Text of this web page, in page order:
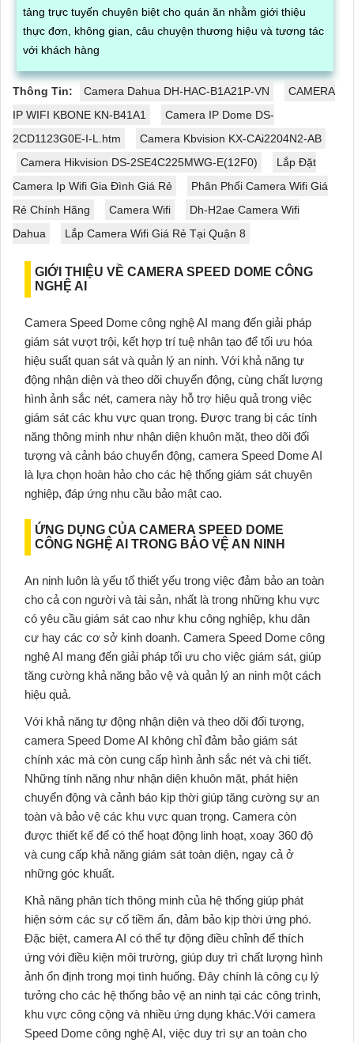
tảng trực tuyến chuyên biệt cho quán ăn nhằm giới thiệu
thực đơn, không gian, câu chuyện thương hiệu và tương tác
với khách hàng
Thông Tin: Camera Dahua DH-HAC-B1A21P-VN
CAMERA
IP WIFI KBONE KN-B41A1
Camera IP Dome DS-
2CD1123G0E-I-L.htm
Camera Kbvision KX-CAi2204N2-AB
Camera Hikvision DS-2SE4C225MWG-E(12F0)
Lắp Đặt
Camera Ip Wifi Gia Đình Giá Rẻ
Phân Phối Camera Wifi Giá
Rẻ Chính Hãng
Camera Wifi
Dh-H2ae Camera Wifi
Dahua
Lắp Camera Wifi Giá Rẻ Tại Quận 8
GIỚI THIỆU VỀ CAMERA SPEED DOME CÔNG
NGHỆ AI
Camera Speed Dome công nghệ AI mang đến giải pháp
giám sát vượt trội, kết hợp trí tuệ nhân tạo để tối ưu hóa
hiệu suất quan sát và quản lý an ninh. Với khả năng tự
động nhận diện và theo dõi chuyển động, cùng chất lượng
hình ảnh sắc nét, camera này hỗ trợ hiệu quả trong việc
giám sát các khu vực quan trọng. Được trang bị các tính
năng thông minh như nhận diện khuôn mặt, theo dõi đối
tượng và cảnh báo chuyển động, camera Speed Dome AI
là lựa chọn hoàn hảo cho các hệ thống giám sát chuyên
nghiệp, đáp ứng nhu cầu bảo mật cao.
ỨNG DỤNG CỦA CAMERA SPEED DOME
CÔNG NGHỆ AI TRONG BẢO VỆ AN NINH
An ninh luôn là yếu tố thiết yếu trong việc đảm bảo an toàn
cho cả con người và tài sản, nhất là trong những khu vực
có yêu cầu giám sát cao như khu công nghiệp, khu dân
cư hay các cơ sở kinh doanh. Camera Speed Dome công
nghệ AI mang đến giải pháp tối ưu cho việc giám sát, giúp
tăng cường khả năng bảo vệ và quản lý an ninh một cách
hiệu quả.
Với khả năng tự động nhận diện và theo dõi đối tượng,
camera Speed Dome AI không chỉ đảm bảo giám sát
chính xác mà còn cung cấp hình ảnh sắc nét và chi tiết.
Những tính năng như nhận diện khuôn mặt, phát hiện
chuyển động và cảnh báo kịp thời giúp tăng cường sự an
toàn và bảo vệ các khu vực quan trọng. Camera còn
được thiết kế để có thể hoạt động linh hoạt, xoay 360 độ
và cung cấp khả năng giám sát toàn diện, ngay cả ở
những góc khuất.
Khả năng phân tích thông minh của hệ thống giúp phát
hiện sớm các sự cố tiềm ẩn, đảm bảo kịp thời ứng phó.
Đặc biệt, camera AI có thể tự động điều chỉnh để thích
ứng với điều kiện môi trường, giúp duy trì chất lượng hình
ảnh ổn định trong mọi tình huống. Đây chính là công cụ lý
tưởng cho các hệ thống bảo vệ an ninh tại các công trình,
khu vực công cộng và nhiều ứng dụng khác.Với camera
Speed Dome công nghệ AI, việc duy trì sự an toàn cho